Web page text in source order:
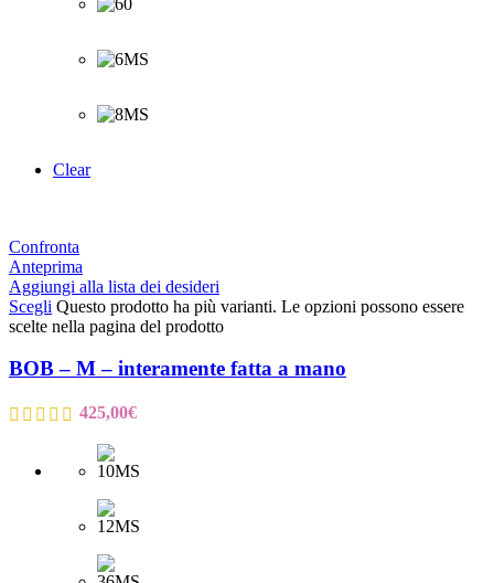
Clear
Confronta
Anteprima
Aggiungi alla lista dei desideri
Scegli Questo prodotto ha più varianti. Le opzioni possono essere
scelte nella pagina del prodotto
BOB – M – interamente fatta a mano
425,00€